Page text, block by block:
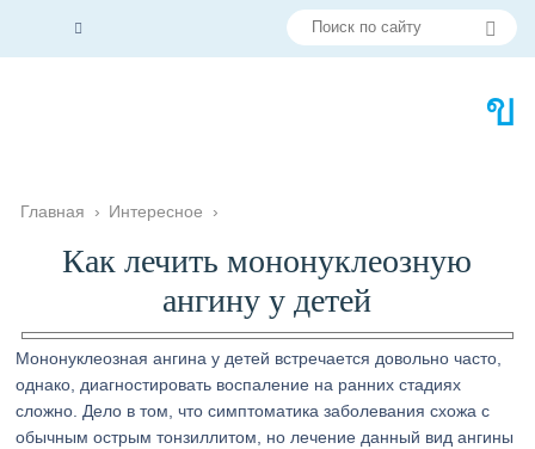
Главная › Интересное ›
Как лечить мононуклеозную
ангину у детей
Мононуклеозная ангина у детей встречается довольно часто,
однако, диагностировать воспаление на ранних стадиях
сложно. Дело в том, что симптоматика заболевания схожа с
обычным острым тонзиллитом, но лечение данный вид ангины